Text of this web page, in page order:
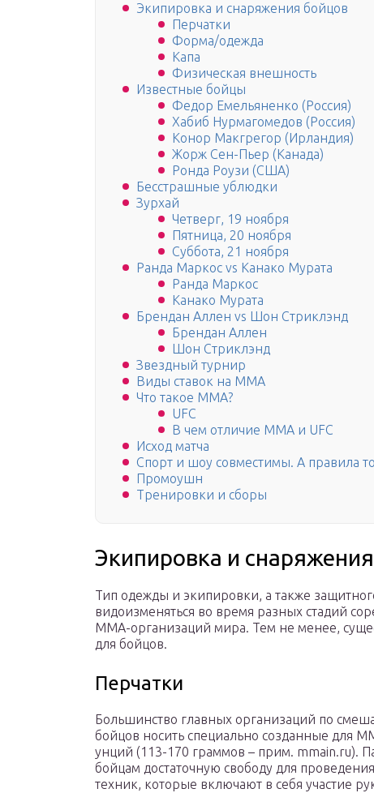
Экипировка и снаряжения бойцов
Перчатки
Форма/одежда
Капа
Физическая внешность
Известные бойцы
Федор Емельяненко (Россия)
Хабиб Нурмагомедов (Россия)
Конор Макгрегор (Ирландия)
Жорж Сен-Пьер (Канада)
Ронда Роузи (США)
Бесстрашные ублюдки
Зурхай
Четверг, 19 ноября
Пятница, 20 ноября
Суббота, 21 ноября
Ранда Маркос vs Канако Мурата
Ранда Маркос
Канако Мурата
Брендан Аллен vs Шон Стриклэнд
Брендан Аллен
Шон Стриклэнд
Звездный турнир
Виды ставок на ММА
Что такое ММА?
UFC
В чем отличие ММА и UFC
Исход матча
Спорт и шоу совместимы. А правила то
Промоушн
Тренировки и сборы
Экипировка и
Тип одежды и экипировки, а также
видоизменяться во время разных стадий
ММА-организаций мира. Тем не менее,
для бойцов.
Перчатки
Большинство главных организаций по
бойцов носить специально созданные для
унций (113-170 граммов – прим. mmain.ru).
бойцам достаточную свободу для
техник, которые включают в себя участие